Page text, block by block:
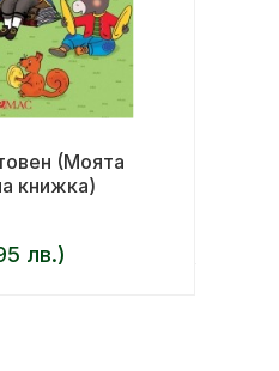
(Моята
книжка)
лв.)